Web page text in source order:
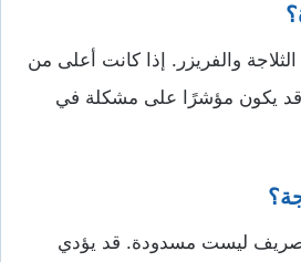
؟
والفريزر. إذا كانت أعلى من
قد يكون مؤشرًا على مشكلة في
ليست مسدودة. قد يؤدي